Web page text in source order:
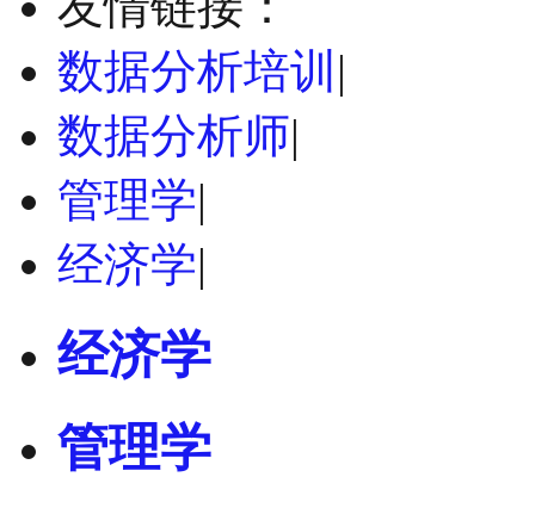
数据分析培训 |
数据分析师|
管理学|
经济学|
经济学
管理学